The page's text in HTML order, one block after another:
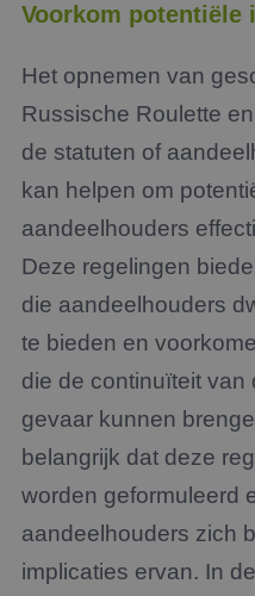
Voorkom potentiële
Het opnemen van
Russische Roulette
de statuten of
kan helpen om
aandeelhouders
Deze regelingen
die aandeelhouders
te bieden en
die de continuïteit van
gevaar kunnen
belangrijk dat deze
worden geformuleerd
aandeelhouders zich
implicaties ervan. In